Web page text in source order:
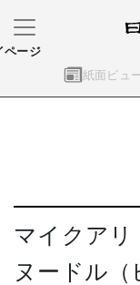
紙面ビュ
ページ
マイクア
ヌードル（